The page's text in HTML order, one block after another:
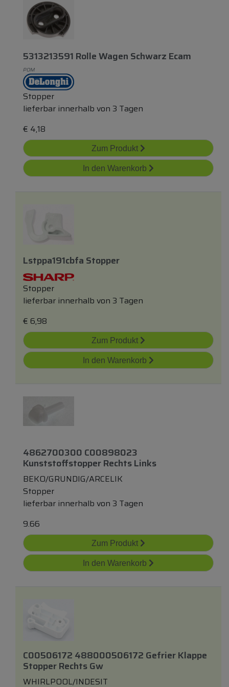
5313213591 Rolle Wagen Schwarz Ecam
POM
Stopper
lieferbar innerhalb von 3 Tagen
€ 4,18
Zum Produkt
In den Warenkorb
Lstppa191cbfa Stopper
Stopper
lieferbar innerhalb von 3 Tagen
€ 6,98
Zum Produkt
In den Warenkorb
4862700300 C00898023
Kunststoffstopper Rechts Links
BEKO/GRUNDIG/ARCELIK
Stopper
lieferbar innerhalb von 3 Tagen
9.66
Zum Produkt
In den Warenkorb
C00506172 488000506172 Gefrier Klappe
Stopper Rechts Gw
WHIRLPOOL/INDESIT